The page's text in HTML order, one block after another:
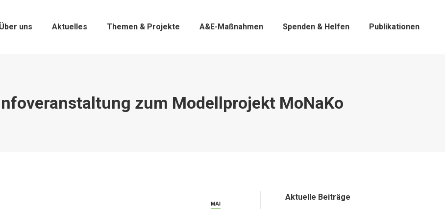
Über uns Aktuelles Themen & Projekte A&E-Maßnahmen Spenden & Helfen Publikationen
zum Modellprojekt MoNaKo
MAI
Aktuelle Beiträge